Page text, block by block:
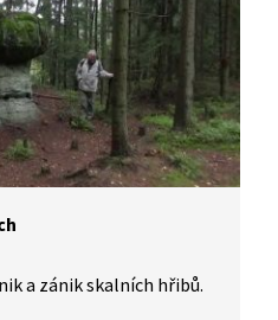
a zánik skalních hřibů.